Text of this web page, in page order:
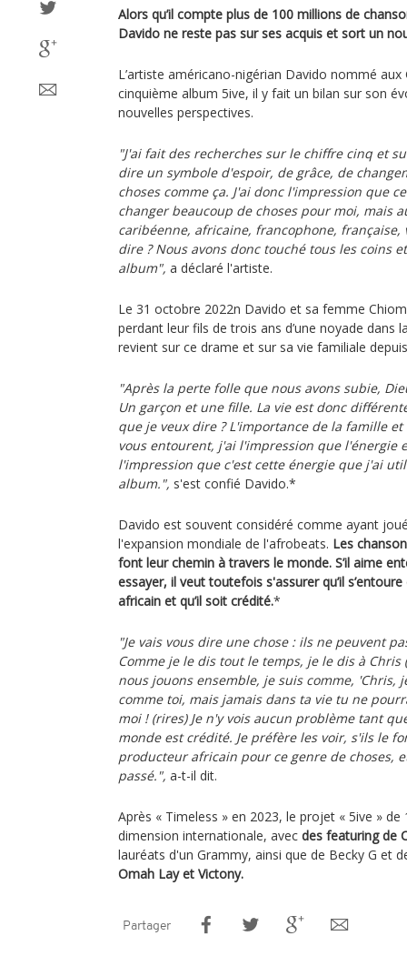
Alors qu’il compte plus de 100 millions de
Davido ne reste pas sur ses acquis et sort un
L’artiste américano-nigérian Davido nommé
cinquième album 5ive, il y fait un bilan sur son
nouvelles perspectives.
"J'ai fait des recherches sur le chiffre cinq et
dire un symbole d'espoir, de grâce, de
choses comme ça. J'ai donc l'impression que
changer beaucoup de choses pour moi, mais
caribéenne, africaine, francophone, française,
dire ? Nous avons donc touché tous les coins
album", a déclaré l'artiste.
Le 31 octobre 2022n Davido et sa femme
perdant leur fils de trois ans d’une noyade dans
revient sur ce drame et sur sa vie familiale
"Après la perte folle que nous avons subie,
Un garçon et une fille. La vie est donc
que je veux dire ? L'importance de la famille
vous entourent, j'ai l'impression que l'énergie
l'impression que c'est cette énergie que j'ai
album.", s'est confié Davido.*
Davido est souvent considéré comme ayant
l'expansion mondiale de l'afrobeats. Les
font leur chemin à travers le monde. S’il aime
essayer, il veut toutefois s'assurer qu’il
africain et qu’il soit crédité.*
"Je vais vous dire une chose : ils ne peuvent
Comme je le dis tout le temps, je le dis à Chris
nous jouons ensemble, je suis comme, 'Chris,
comme toi, mais jamais dans ta vie tu ne
moi ! (rires) Je n'y vois aucun problème tant
monde est crédité. Je préfère les voir, s'ils le
producteur africain pour ce genre de choses,
passé.", a-t-il dit.
Après « Timeless » en 2023, le projet « 5ive »
dimension internationale, avec des featuring de
lauréats d'un Grammy, ainsi que de Becky G et
Omah Lay et Victony.
Partager